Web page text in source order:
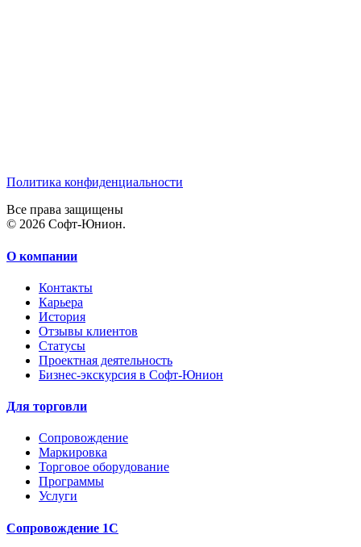
Политика конфиденциальности
Все права защищены
© 2026 Софт-Юнион.
О компании
Контакты
Карьера
История
Отзывы клиентов
Статусы
Проектная деятельность
Бизнес-экскурсия в Софт-Юнион
Для торговли
Сопровождение
Маркировка
Торговое оборудование
Программы
Услуги
Сопровождение 1С